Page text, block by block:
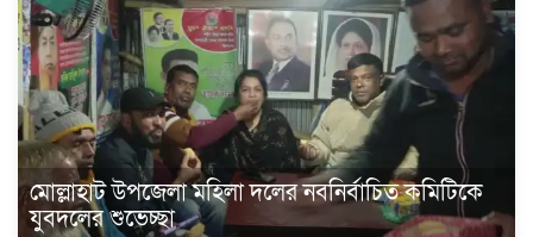
মোল্লাহাট উপজেলা মহিলা দলের নবনির্বাচিত কমিটিকে
যুবদলের শুভেচ্ছা